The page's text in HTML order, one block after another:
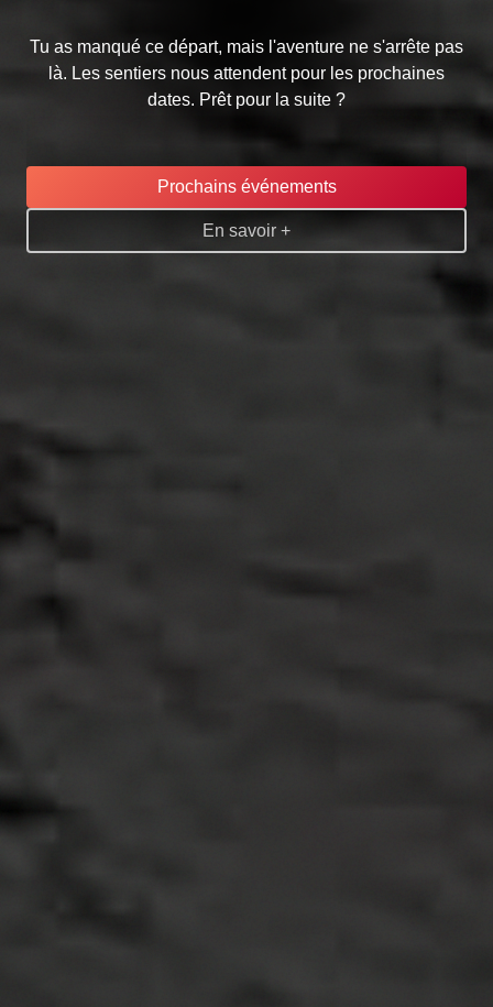
Tu as manqué ce départ, mais l'aventure ne s'arrête pas
là. Les sentiers nous attendent pour les prochaines
dates. Prêt pour la suite ?
Prochains événements
En savoir +